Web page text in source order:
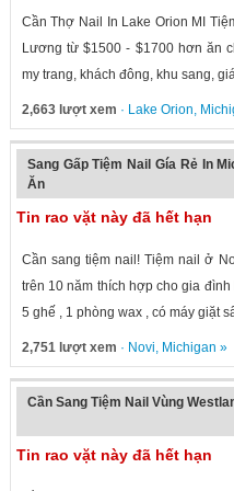
Cần Thợ Nail In Lake Orion MI
Lương từ $1500 - $1700 hơn ăn
my trang, khách đông, khu sang,
2,663 lượt xem · Lake Orion,
Sang Gấp Tiệm Nail Gía Rẻ In
Ăn
Tin rao vặt này đã hết hạn
Cần sang tiệm nail! Tiệm nail ở
trên 10 năm thích hợp cho gia
5 ghế , 1 phòng wax , có máy giặt
2,751 lượt xem · Novi, Michigan »
Cần Sang Tiệm Nail Vùng
Tin rao vặt này đã hết hạn